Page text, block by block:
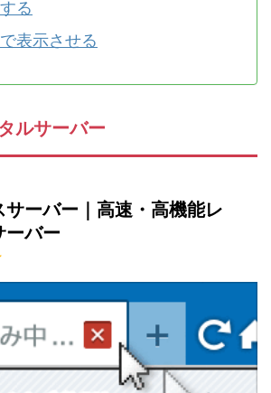
る
表示させる
ルサーバー
サーバー｜高速・高機能レ
ーバー